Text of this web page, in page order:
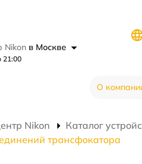
Nikon в Москве
21:00
О
Nikon Каталог
трансфокатора